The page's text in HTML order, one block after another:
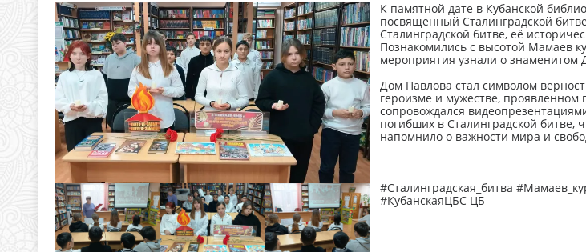
К памятной дате в Кубанской
посвящённый Сталинградской
Сталинградской битве, её
Познакомились с высотой Мамаев
мероприятия узнали о
Дом Павлова стал символом
героизме и мужестве, проявленном
сопровождался
погибших в Сталинградской битве,
напомнило о важности мира и
#Сталинградская_битва
#КубанскаяЦБС ЦБ